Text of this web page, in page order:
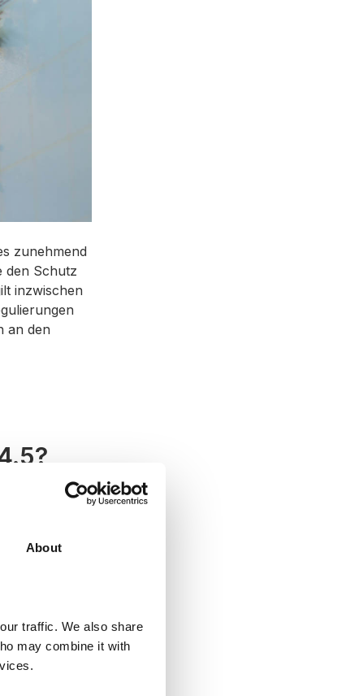
About
traffic. We also share
may combine it with
zunehmend
den Schutz
inzwischen
an den
offen zu
möchte,